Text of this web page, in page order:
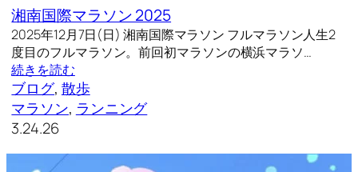
湘南国際マラソン 2025
2025年12月7日(日) 湘南国際マラソン フルマラソン人生2
度目のフルマラソン。前回初マラソンの横浜マラソ…
続きを読む
ブログ, 散歩
マラソン, ランニング
3.24.26